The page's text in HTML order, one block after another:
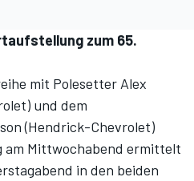
zum 65.
mit Polesetter Alex
und dem
(Hendrick-Chevrolet)
am Mittwochabend ermittelt
in den beiden